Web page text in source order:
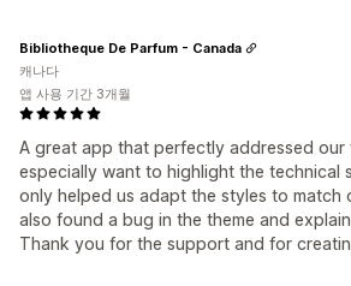
A great app that perfectly addressed our
especially want to highlight the
only helped us adapt the styles to match
also found a bug in the theme and
Thank you for the support and for
Bibliotheque De Parfum - Canada
캐나다
앱 사용 기간 3개월